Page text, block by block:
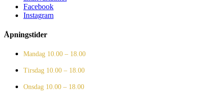
Facebook
Instagram
Åpningstider
Mandag 10.00 – 18.00
Tirsdag 10.00 – 18.00
Onsdag 10.00 – 18.00